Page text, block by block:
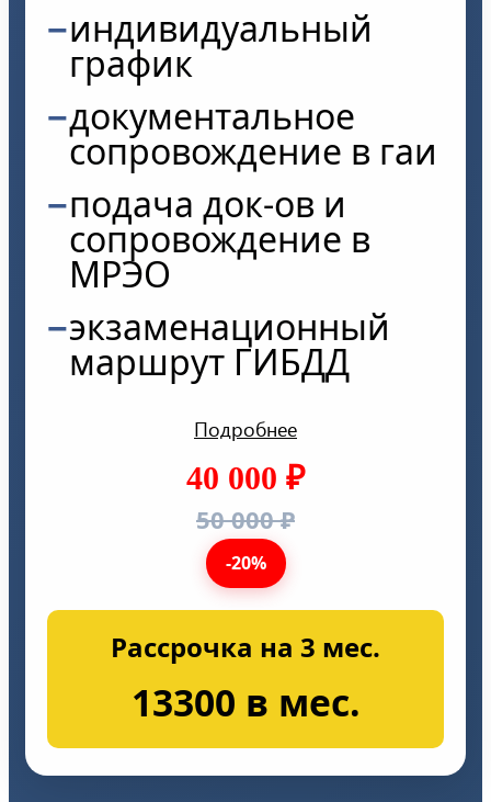
индивидуальный
график
документальное
сопровождение в гаи
подача док-ов и
сопровождение в
МРЭО
экзаменационный
маршрут ГИБДД
Подробнее
40 000 ₽
50 000 ₽
-20%
Рассрочка на 3 мес.
13300 в мес.